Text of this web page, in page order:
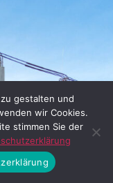
gestalten und
wir Cookies.
stimmen Sie der